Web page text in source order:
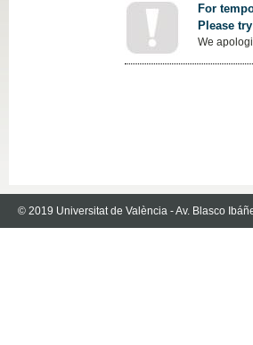
For
Please
We
© 2019 Universitat de València - Av. Blasco